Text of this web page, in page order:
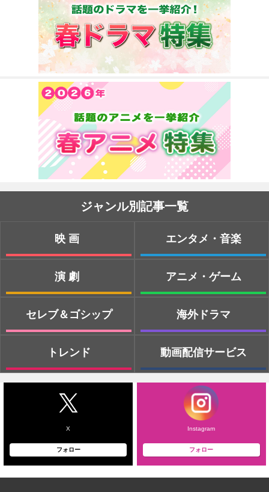
ジャンル別記事一覧
映画
演劇
セレブ＆ゴシップ
トレンド
エンタメ・音楽
アニメ・ゲーム
海外ドラマ
動画配信サービス
X
フォロー
Instagram
フォロー